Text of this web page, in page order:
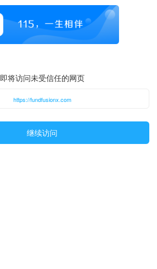
即将访问未受信任的网页
https://fundfusionx.com
继续访问